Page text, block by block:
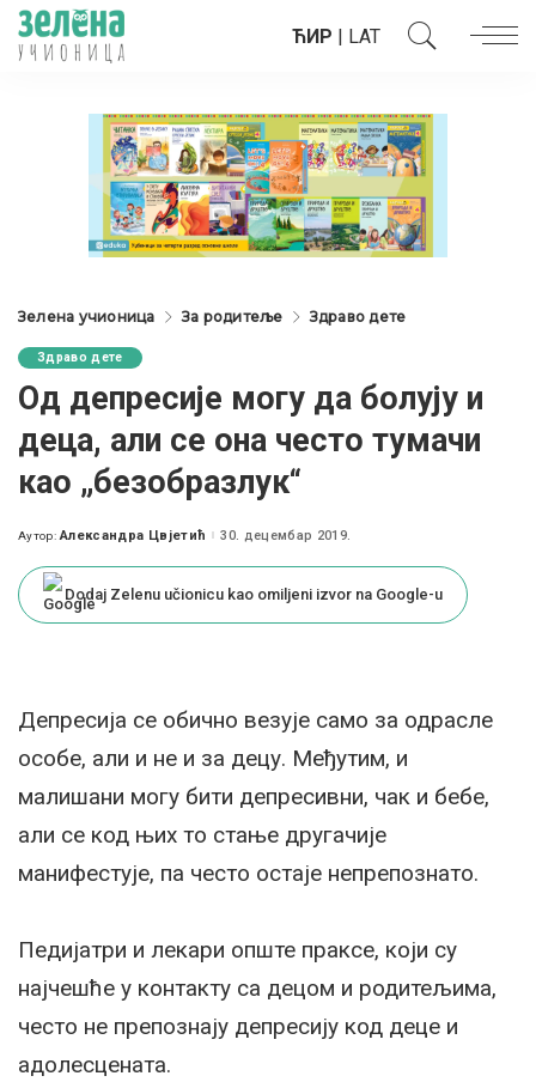
ЋИР | LAT
Зелена учионица За родитеље Здраво дете
Здраво дете
Од депресије могу да болују и
деца, али се она често тумачи
као „безобразлук“
Posted
Аутор: Александра Цвјетић 30. децембар 2019.
Dodaj Zelenu učionicu kao omiljeni izvor na Google-u
Депресија се обично везује само за одрасле
особе, али и не и за децу. Међутим, и
малишани могу бити депресивни, чак и бебе,
али се код њих то стање другачије
манифестује, па често остаје непрепознато.
Педијатри и лекари опште праксе, који су
најчешће у контакту са децом и родитељима,
често не препознају депресију код деце и
адолесцената.